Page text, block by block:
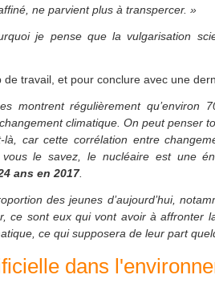
ne parvient plus à transpercer. »
je pense que la vulgarisation
travail, et pour conclure avec une
montrent régulièrement qu’environ
climatique. On peut penser
car cette corrélation entre
vous le savez, le nucléaire est une
ans en 2017.
des jeunes d’aujourd’hui,
ce sont eux qui vont avoir à affronter
ce qui supposera de leur part
dans